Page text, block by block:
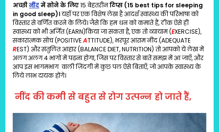
अच्छीनींदमें सोने के लिए15 बेहतरीनटिप्स (15 best tips for sleeping
in good sleep)।यहाँ पर एक विशेष लेख है आदर्श स्वास्थ्य की परिभाषा को
विस्तार से वर्णित करने के लिये। जैसे कि हम धन को कमाते हैं, ठीक ऐसे ही
स्वास्थ्य को भी अर्जित (EARN)किया जा सकता है, एक तो व्यायाम (EXERCISE),
सकारात्मक सोच (POSITIVEATTITUDE), भरपूर आराम नींद (ADEQUATE
REST) और संतुलित आहार (BALANCE DIET, NUTRITION) तो आपको ये लेख में
अलग अलग 4 भागों में पढ़ना होगा, जिस पर विस्तार से बातें समझ में आ जाएँ, और
आप इस भागमभाग वाली ज़िंदगी में कुछ पल ऐसे बिताएँ, जो आपके स्वास्थ्य के
लिये लाभ दायक होंगे।
नींद की कमी से बहुत से रोग उत्पन्न हो जाते हैं,